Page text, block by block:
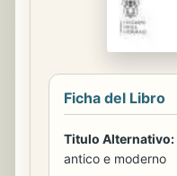
Ficha del Libro
Titulo Alternativo:
antico e moderno